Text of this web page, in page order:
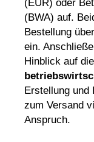
(EÜR) oder
(BWA) auf.
Bestellung
ein.
Hinblick auf die
Erstellung und
zum Versand
Anspruch.